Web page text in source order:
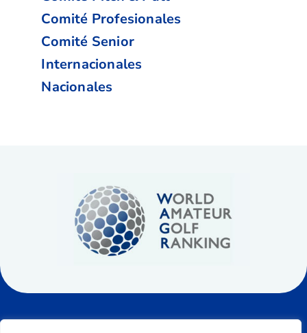
Comité Profesionales
Comité Senior
Internacionales
Nacionales